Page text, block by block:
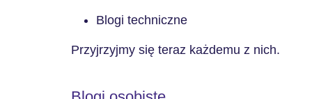
Blogi techniczne
Przyjrzyjmy się teraz każdemu z nich.